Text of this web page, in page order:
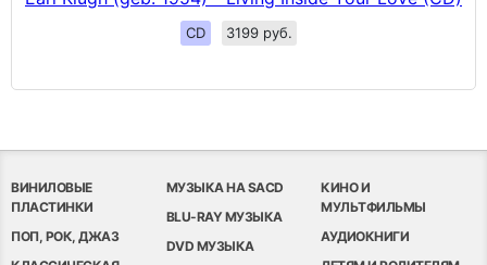
CD 3199 руб.
ВИНИЛОВЫЕ
ПЛАСТИНКИ
ПОП, РОК, ДЖАЗ
МУЗЫКА НА SACD
BLU-RAY МУЗЫКА
DVD МУЗЫКА
КИНО И
МУЛЬТФИЛЬМЫ
АУДИОКНИГИ